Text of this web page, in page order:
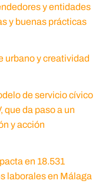
y entidades
y buenas prácticas
urbano y creatividad
de servicio cívico
que da paso a un
y acción
en 18.531
laborales en Málaga